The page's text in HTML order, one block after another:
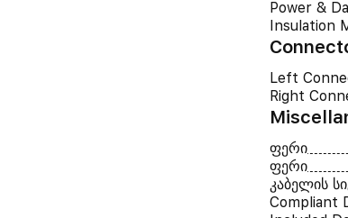
Power &
Insulation
Left
Right
ფერი
ფერი
კაბელის
Compliant